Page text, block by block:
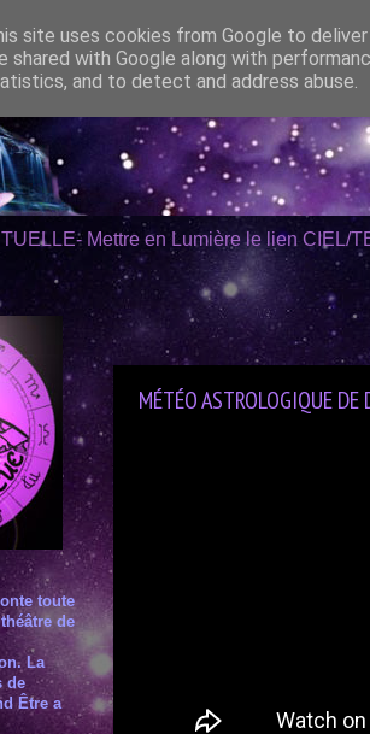
Mettre en Lumière le lien CIEL/
04/12/2021
MÉTÉO ASTROLOGIQUE DE
toute
de
La
de
Être a
site uses cookies from Google to
shared with Google along with
and to detect and address abuse.